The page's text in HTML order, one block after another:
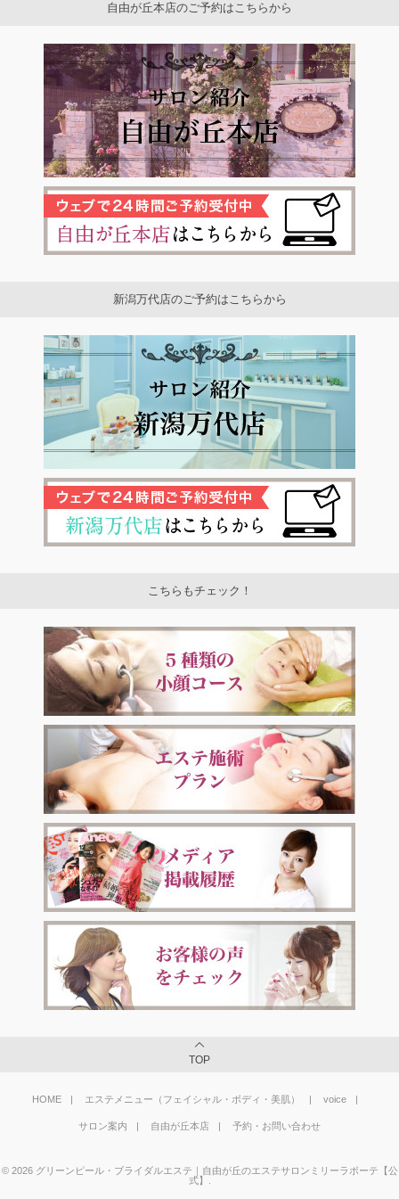
自由が丘本店のご予約はこちらから
新潟万代店のご予約はこちらから
こちらもチェック！
TOP
HOME エステメニュー（フェイシャル・ボディ・美肌） voice
サロン案内 自由が丘本店 予約・お問い合わせ
© 2026 グリーンピール・ブライダルエステ｜自由が丘のエステサロンミリーラボーテ【公
式】